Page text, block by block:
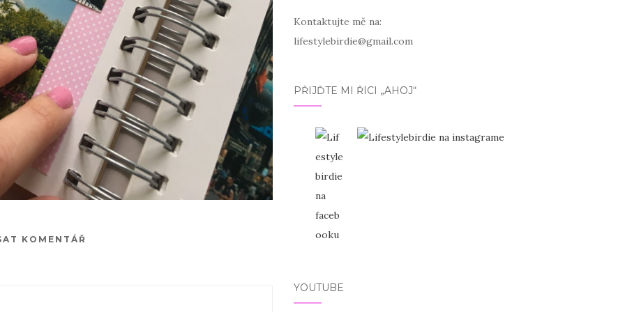
KOMENTÁŘ
Kontaktujte mě na:
lifestylebirdie@gmail.com
PŘIJĎTE MI ŘÍCI „AHOJ“
YOUTUBE